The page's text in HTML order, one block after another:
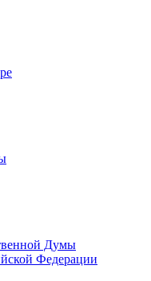
Думы
Федерации